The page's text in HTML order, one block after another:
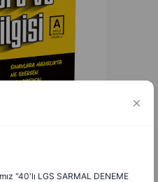
"40'lı LGS SARMAL DENEME